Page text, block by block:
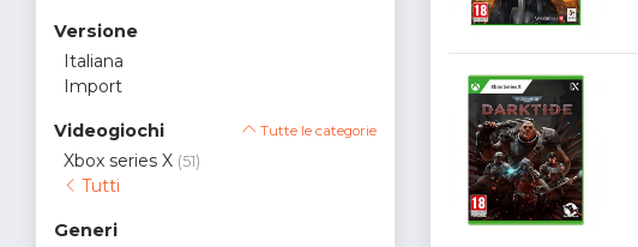
Versione
Italiana
Import
Videogiochi Tutte le categorie
Xbox series X (51)
Tutti
Generi